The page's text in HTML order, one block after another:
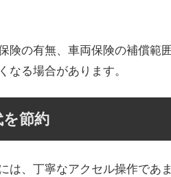
険の有無、車両保険の補償範
なる場合があります。
節約
は、丁寧なアクセル操作であ